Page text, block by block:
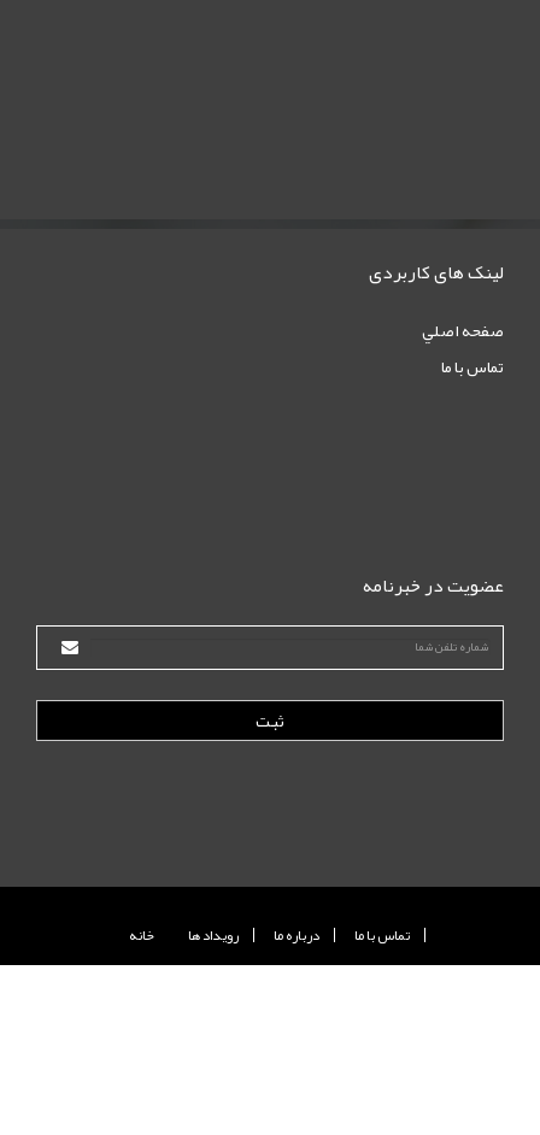
لینک های کاربردی
صفحه اصلي
تماس با ما
عضویت در خبرنامه
ثبت
خانه رويداد ها درباره ما تماس با ما